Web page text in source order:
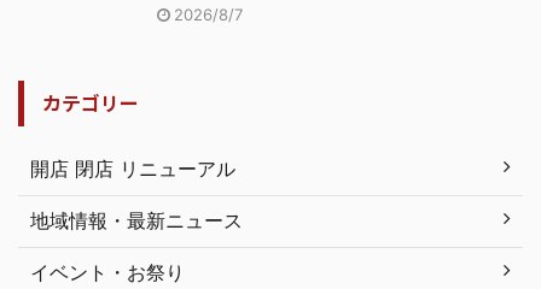
2026/8/7
カテゴリー
開店 閉店 リニューアル
地域情報・最新ニュース
イベント・お祭り